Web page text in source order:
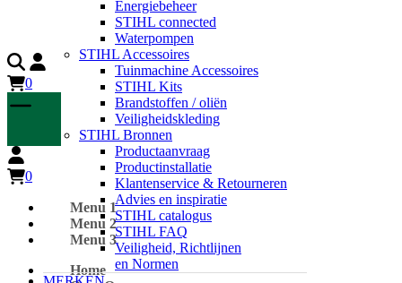
Energiebeheer
STIHL connected
Waterpompen
STIHL Accessoires
Tuinmachine Accessoires
STIHL Kits
Brandstoffen / oliën
Veiligheidskleding
STIHL Bronnen
Productaanvraag
Productinstallatie
Klantenservice & Retourneren
Advies en inspiratie
STIHL catalogus
STIHL FAQ
Veiligheid, Richtlijnen
en Normen
0
0
Menu 1
Menu 2
Menu 3
Home